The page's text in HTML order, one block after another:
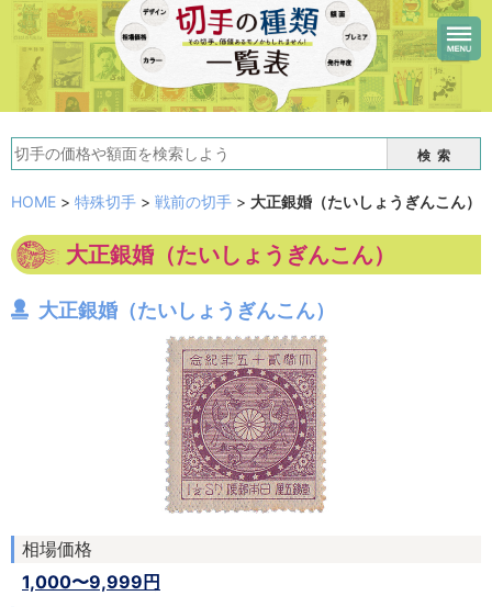
検索
HOME > 特殊切手 > 戦前の切手 > 大正銀婚（たいしょうぎんこん）
大正銀婚（たいしょうぎんこん）
大正銀婚（たいしょうぎんこん）
相場価格
1,000〜9,999円